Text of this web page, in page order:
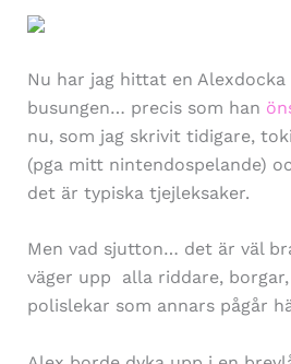
Nu har jag hittat en
busungen… precis som han
nu, som jag skrivit tidigare,
(pga mitt nintendospelande)
det är typiska tjejleksaker.
Men vad sjutton… det är väl
väger upp alla riddare,
polislekar som annars pågår